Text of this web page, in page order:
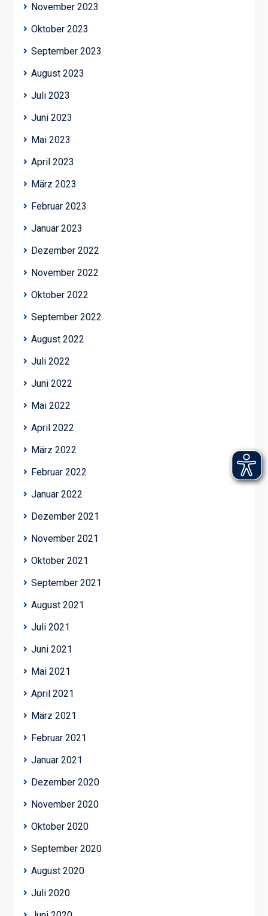
November 2023
Oktober 2023
September 2023
August 2023
Juli 2023
Juni 2023
Mai 2023
April 2023
März 2023
Februar 2023
Januar 2023
Dezember 2022
November 2022
Oktober 2022
September 2022
August 2022
Juli 2022
Juni 2022
Mai 2022
April 2022
März 2022
Februar 2022
Januar 2022
Dezember 2021
November 2021
Oktober 2021
September 2021
August 2021
Juli 2021
Juni 2021
Mai 2021
April 2021
März 2021
Februar 2021
Januar 2021
Dezember 2020
November 2020
Oktober 2020
September 2020
August 2020
Juli 2020